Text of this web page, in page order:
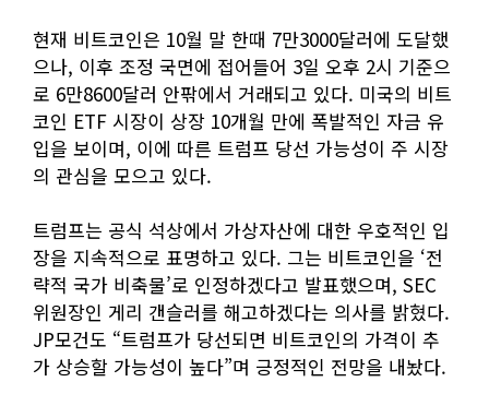
현재 비트코인은 10월 말 한때 7만3000달러에 도달했
으나, 이후 조정 국면에 접어들어 3일 오후 2시 기준으
로 6만8600달러 안팎에서 거래되고 있다. 미국의 비트
코인 ETF 시장이 상장 10개월 만에 폭발적인 자금 유
입을 보이며, 이에 따른 트럼프 당선 가능성이 주 시장
의 관심을 모으고 있다.
트럼프는 공식 석상에서 가상자산에 대한 우호적인 입
장을 지속적으로 표명하고 있다. 그는 비트코인을 ‘전
략적 국가 비축물’로 인정하겠다고 발표했으며, SEC
위원장인 게리 갠슬러를 해고하겠다는 의사를 밝혔다.
JP모건도 “트럼프가 당선되면 비트코인의 가격이 추
가 상승할 가능성이 높다”며 긍정적인 전망을 내놨다.